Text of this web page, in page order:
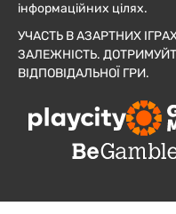
інформаційних цілях.
УЧАСТЬ В АЗАРТНИХ
ЗАЛЕЖНІСТЬ.
ВІДПОВІДАЛЬНОЇ ГРИ.